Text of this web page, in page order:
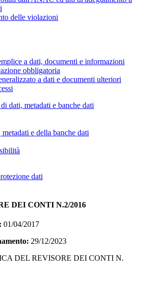
delle violazioni
a dati, documenti e informazioni
obbligatoria
a dati e documenti ulteriori
dati, metadati e banche dati
e della banche dati
dati
DEI CONTI N.2/2016
01/04/2017
29/12/2023
DEL REVISORE DEI CONTI N.